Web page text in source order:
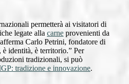
permetterà ai visitatori di
legate alla carne provenienti da
Carlo Petrini, fondatore di
identità, è territorio.” Per
tradizionali, si può
tradizione e innovazione.